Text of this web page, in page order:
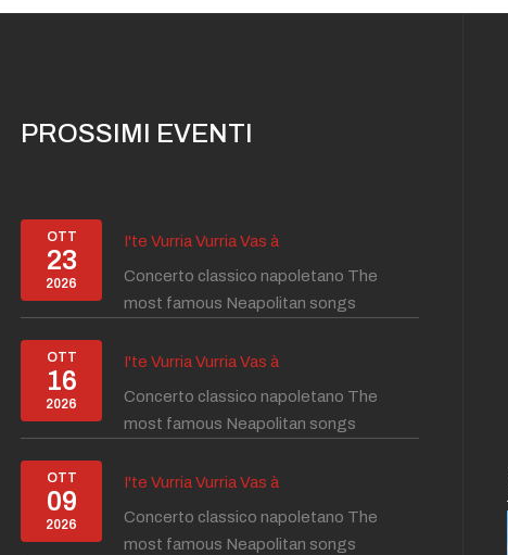
PROSSIMI EVENTI
OTT
23
2026
I'te Vurria Vurria Vas à
Concerto classico napoletano The
most famous Neapolitan songs
OTT
16
2026
I'te Vurria Vurria Vas à
Concerto classico napoletano The
most famous Neapolitan songs
OTT
09
2026
I'te Vurria Vurria Vas à
Concerto classico napoletano The
most famous Neapolitan songs